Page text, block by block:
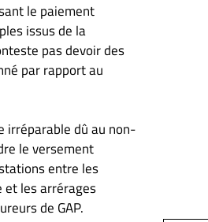
le paiement
issus de la
pas devoir des
par rapport au
irréparable dû au non-
le versement
entre les
et les arrérages
de GAP.